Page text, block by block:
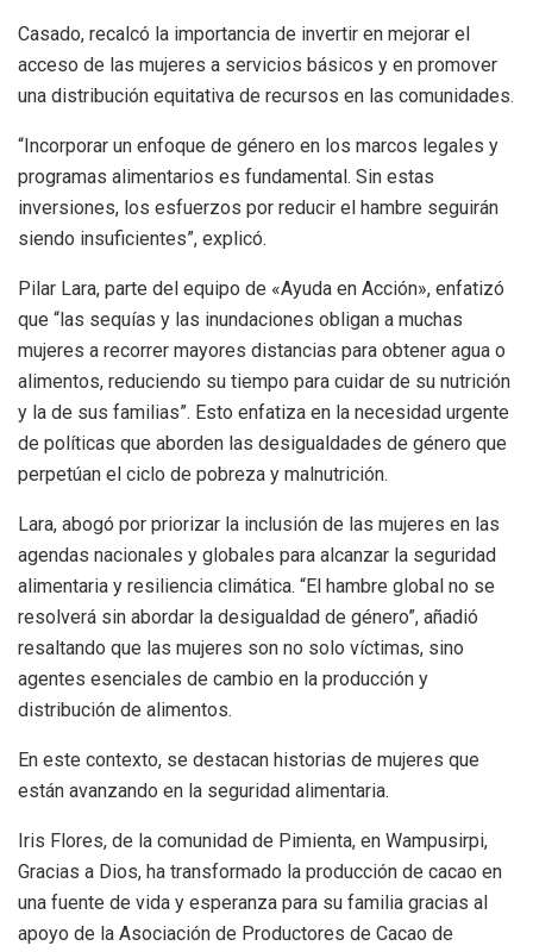
Casado, recalcó la importancia de invertir en mejorar el
acceso de las mujeres a servicios básicos y en promover
una distribución equitativa de recursos en las comunidades.
“Incorporar un enfoque de género en los marcos legales y
programas alimentarios es fundamental. Sin estas
inversiones, los esfuerzos por reducir el hambre seguirán
siendo insuficientes”, explicó.
Pilar Lara, parte del equipo de «Ayuda en Acción», enfatizó
que “las sequías y las inundaciones obligan a muchas
mujeres a recorrer mayores distancias para obtener agua o
alimentos, reduciendo su tiempo para cuidar de su nutrición
y la de sus familias”. Esto enfatiza en la necesidad urgente
de políticas que aborden las desigualdades de género que
perpetúan el ciclo de pobreza y malnutrición.
Lara, abogó por priorizar la inclusión de las mujeres en las
agendas nacionales y globales para alcanzar la seguridad
alimentaria y resiliencia climática. “El hambre global no se
resolverá sin abordar la desigualdad de género”, añadió
resaltando que las mujeres son no solo víctimas, sino
agentes esenciales de cambio en la producción y
distribución de alimentos.
En este contexto, se destacan historias de mujeres que
están avanzando en la seguridad alimentaria.
Iris Flores, de la comunidad de Pimienta, en Wampusirpi,
Gracias a Dios, ha transformado la producción de cacao en
una fuente de vida y esperanza para su familia gracias al
apoyo de la Asociación de Productores de Cacao de